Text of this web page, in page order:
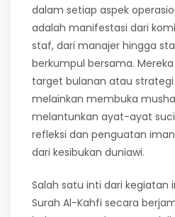
dalam setiap aspek
adalah manifestasi dari
staf, dari manajer hingga
berkumpul bersama.
target bulanan atau
melainkan membuka
melantunkan ayat-ayat
refleksi dan penguatan
dari kesibukan duniawi.
Salah satu inti dari kegiatan
Surah Al-Kahfi secara